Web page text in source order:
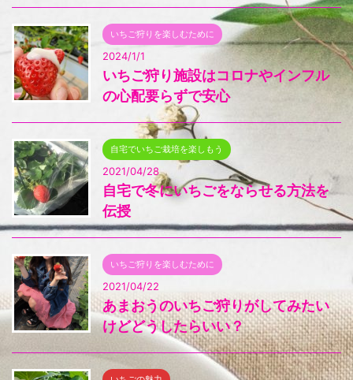
いちご狩りを楽しむために
2024/1/1
いちご狩り施設はコロナやインフル
の心配要らずで安心
自宅でいちご栽培を楽しもう
2021/04/28
自宅で冬にいちごをならせる方法を
伝授
いちご狩りを楽しむために
2021/04/22
あまおうのいちご狩りがしてみたい
けどどうしたらいい？